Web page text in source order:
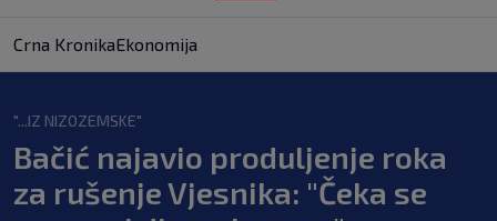
Crna KronikaEkonomija
"...IZ NIZOZEMSKE"
Bačić najavio produljenje roka
za rušenje Vjesnika: "Čeka se